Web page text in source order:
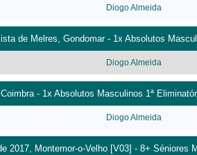
Diogo Almeida
de Melres, Gondomar - 1x Absolutos
Diogo Almeida
- 1x Absolutos Masculinos 1ª
Diogo Almeida
2017, Montemor-o-Velho [V03] - 8+ Séniores